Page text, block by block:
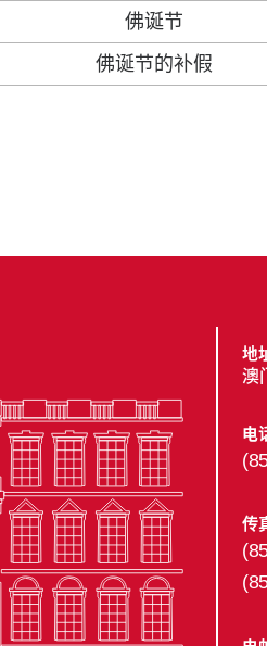
佛诞节
佛诞节的补假
地
澳
电
传